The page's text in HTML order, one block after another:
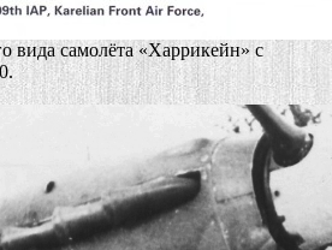
вида самолёта «Харрикейн» с